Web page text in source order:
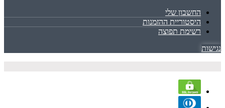
החשבון שלי
היסטוריית ההזמנות
רשימת תפוצה
נגישות